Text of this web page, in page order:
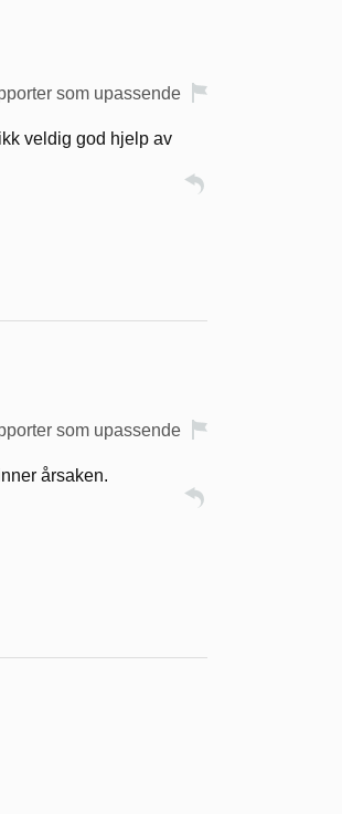
som upassende
veldig god hjelp av
som upassende
årsaken.